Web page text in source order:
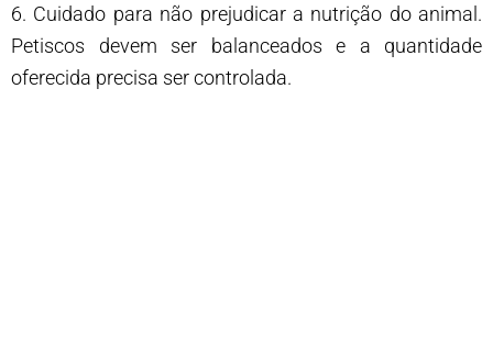
6. Cuidado para não prejudicar a nutrição do animal.
Petiscos devem ser balanceados e a quantidade
oferecida precisa ser controlada.